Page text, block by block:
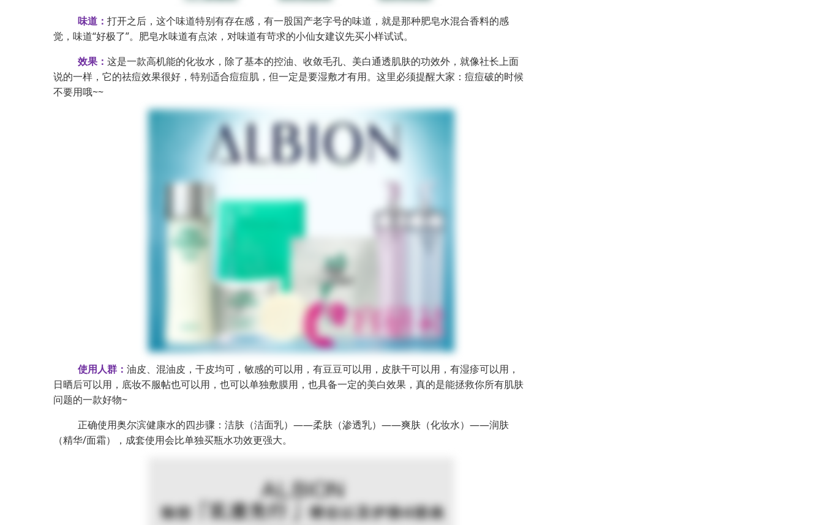
味道： 打开之后，这个味道特别有存在感，有一股国产老字号的味道，就是那种肥皂水混合香料的感
觉，味道“好极了”。肥皂水味道有点浓，对味道有苛求的小仙女建议先买小样试试。
效果： 这是一款高机能的化妆水，除了基本的控油、收敛毛孔、美白通透肌肤的功效外，就像社长上面
说的一样，它的祛痘效果很好，特别适合痘痘肌，但一定是要湿敷才有用。这里必须提醒大家：痘痘破的时候
不要用哦~~
使用人群： 油皮、混油皮，干皮均可，敏感的可以用，有豆豆可以用，皮肤干可以用，有湿疹可以用，
日晒后可以用，底妆不服帖也可以用，也可以单独敷膜用，也具备一定的美白效果，真的是能拯救你所有肌肤
问题的一款好物~
正确使用奥尔滨健康水的四步骤：洁肤（洁面乳）——柔肤（渗透乳）——爽肤（化妆水）——润肤
（精华/面霜），成套使用会比单独买瓶水功效更强大。